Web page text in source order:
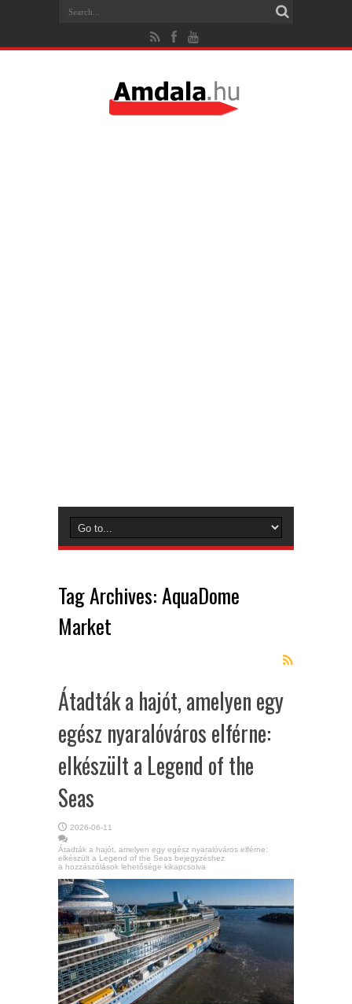
Tag Archives:AquaDome
Market
Átadták a hajót, amelyen egy
egész nyaralóváros elférne:
elkészült a Legend of the
Seas
2026-06-11
Átadták a hajót, amelyen egy egész nyaralóváros elférne:
elkészült a Legend of the Seas bejegyzéshez
a hozzászólások lehetősége kikapcsolva